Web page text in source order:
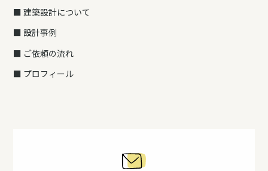
■ 建築設計について
■ 設計事例
■ ご依頼の流れ
■ プロフィール